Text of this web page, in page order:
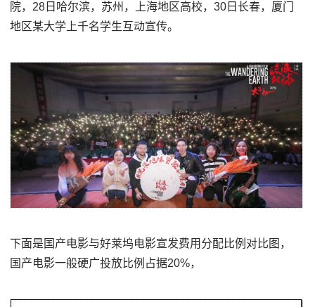
院，28日哈尔滨，苏州，上海地区高校，30日长春，厦门
地区某大学上千名学生互动宣传。
下面是国产电影与好莱坞电影宣发费用分配比例对比图，
国产电影一般硬广投放比例占据20%，